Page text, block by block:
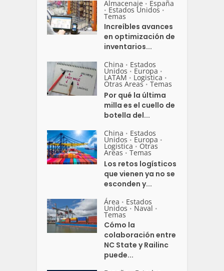
Almacenaje • España
• Estados Unidos •
Temas
Increíbles avances
en optimización de
inventarios...
China • Estados
Unidos • Europa •
LATAM • Logistica •
Otras Areas • Temas
Por qué la última
milla es el cuello de
botella del...
China • Estados
Unidos • Europa •
Logistica • Otras
Areas • Temas
Los retos logísticos
que vienen ya no se
esconden y...
Área • Estados
Unidos • Naval •
Temas
Cómo la
colaboración entre
NC State y Railinc
puede...